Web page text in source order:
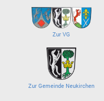
Zur VG
Zur Gemeinde Neukirchen